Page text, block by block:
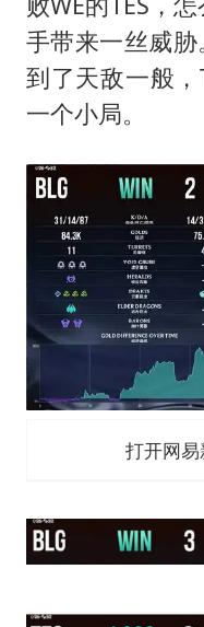
手带来一丝威
到了天敌一般
一个小局。
打开网